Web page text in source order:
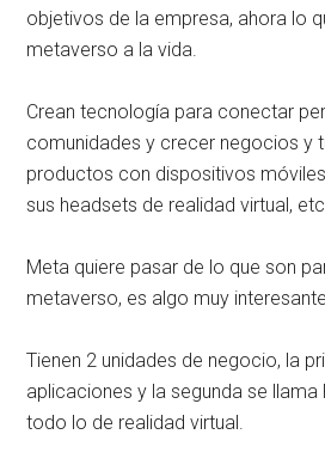
objetivos de la empresa, ahora lo
metaverso a la vida.
Crean tecnología para conectar
comunidades y crecer negocios y
productos con dispositivos
sus headsets de realidad virtual, etc.
Meta quiere pasar de lo que son
metaverso, es algo muy interesante.
Tienen 2 unidades de negocio, la
aplicaciones y la segunda se llama
todo lo de realidad virtual.